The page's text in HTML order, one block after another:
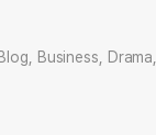
Business,